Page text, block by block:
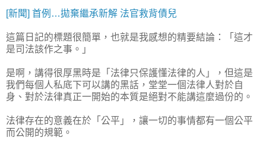
[新聞] 首例…拋棄繼承新解 法官救背債兒
這篇日記的標題很簡單，也就是我感想的精要結論：「這才
是司法該作之事。」
是啊，講得很厚黑時是「法律只保護懂法律的人」，但這是
我們每個人私底下可以講的黑話，堂堂一個法律人對於自
身、對於法律真正一開始的本質是絕對不能講這麼過份的。
法律存在的意義在於「公平」，讓一切的事情都有一個公平
而公開的規範。